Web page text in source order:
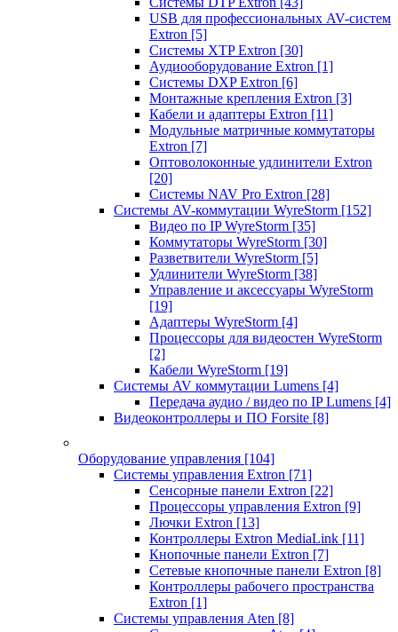
USB для профессиональных AV-систем
Extron [5]
Системы XTP Extron [30]
Аудиооборудование Extron [1]
Системы DXP Extron [6]
Монтажные крепления Extron [3]
Кабели и адаптеры Extron [11]
Модульные матричные коммутаторы
Extron [7]
Оптоволоконные удлинители Extron
[20]
Системы NAV Pro Extron [28]
Системы AV-коммутации WyreStorm [152]
Видео по IP WyreStorm [35]
Коммутаторы WyreStorm [30]
Разветвители WyreStorm [5]
Удлинители WyreStorm [38]
Управление и аксессуары WyreStorm
[19]
Адаптеры WyreStorm [4]
Процессоры для видеостен WyreStorm
[2]
Кабели WyreStorm [19]
Системы AV коммутации Lumens [4]
Передача аудио / видео по IP Lumens [4]
Видеоконтроллеры и ПО Forsite [8]
Оборудование управления [104]
Системы управления Extron [71]
Сенсорные панели Extron [22]
Процессоры управления Extron [9]
Лючки Extron [13]
Контроллеры Extron MediaLink [11]
Кнопочные панели Extron [7]
Сетевые кнопочные панели Extron [8]
Контроллеры рабочего пространства
Extron [1]
Системы управления Aten [8]